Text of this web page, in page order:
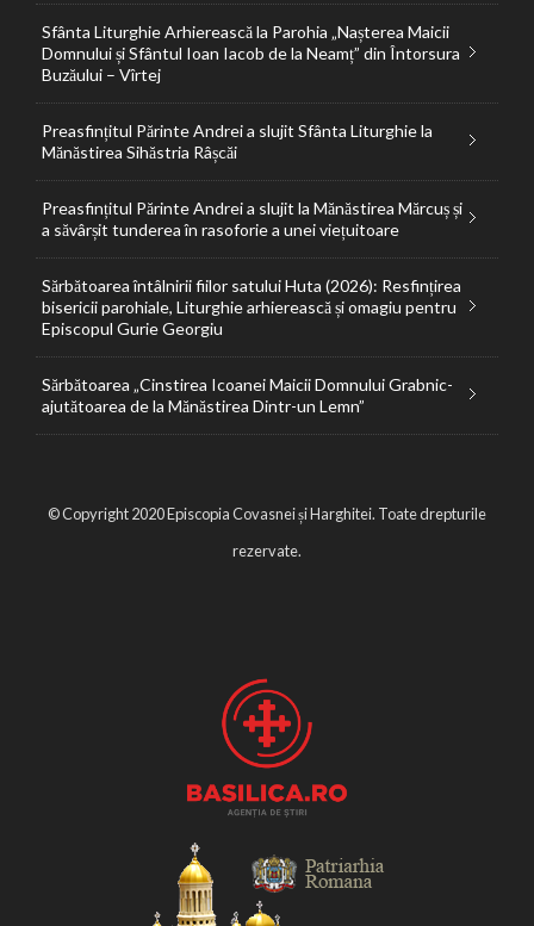
Sfânta Liturghie Arhierească la Parohia „Nașterea Maicii
Domnului și Sfântul Ioan Iacob de la Neamț” din Întorsura
Buzăului – Vîrtej
Preasfințitul Părinte Andrei a slujit Sfânta Liturghie la
Mănăstirea Sihăstria Râșcăi
Preasfințitul Părinte Andrei a slujit la Mănăstirea Mărcuș și
a săvârșit tunderea în rasoforie a unei viețuitoare
Sărbătoarea întâlnirii fiilor satului Huta (2026): Resfințirea
bisericii parohiale, Liturghie arhierească și omagiu pentru
Episcopul Gurie Georgiu
Sărbătoarea „Cinstirea Icoanei Maicii Domnului Grabnic-
ajutătoarea de la Mănăstirea Dintr-un Lemn”
© Copyright 2020 Episcopia Covasnei și Harghitei. Toate drepturile
rezervate.